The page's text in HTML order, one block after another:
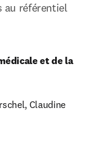
au référentiel
et de la
Claudine